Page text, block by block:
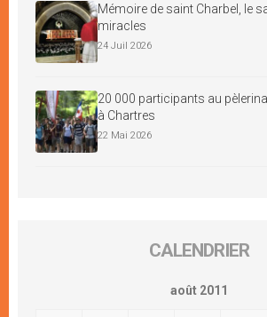
Mémoire de saint Charbel, le
miracles
24 Juil 2026
20 000 participants au
à Chartres
22 Mai 2026
CALENDRIER
août 2011